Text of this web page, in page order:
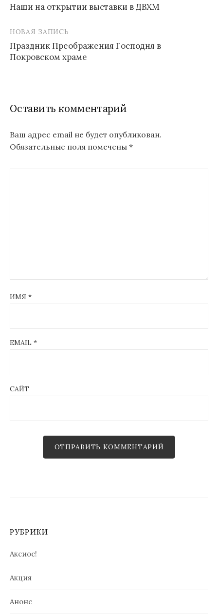
по
записям
Наши на открытии выставки в ДВХМ
НОВАЯ ЗАПИСЬ
Праздник Преображения Господня в
Покровском храме
Оставить комментарий
Ваш адрес email не будет опубликован.
Обязательные поля помечены *
ИМЯ *
EMAIL *
САЙТ
РУБРИКИ
Аксиос!
Акция
Анонс